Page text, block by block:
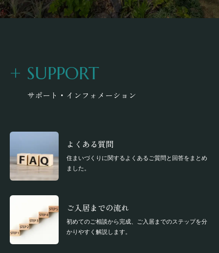
+ SUPPORT
サポート・インフォメーション
よくある質問
住まいづくりに関するよくあるご質問と回答をまとめ
ました。
ご入居までの流れ
初めてのご相談から完成、ご入居までのステップを分
かりやすく解説します。